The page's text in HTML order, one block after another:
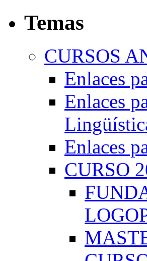
Temas
CURSOS
Enlaces
Enlaces
Enlaces
CURSO